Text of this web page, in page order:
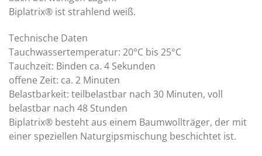
Biplatrix® ist strahlend weiß.
Technische Daten
Tauchwassertemperatur: 20°C bis 25°C
Tauchzeit: Binden ca. 4 Sekunden
offene Zeit: ca. 2 Minuten
Belastbarkeit: teilbelastbar nach 30 Minuten, voll
belastbar nach 48 Stunden
Biplatrix® besteht aus einem Baumwollträger, der mit
einer speziellen Naturgipsmischung beschichtet ist.